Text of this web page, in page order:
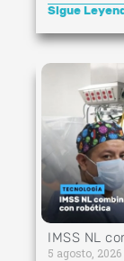
Sigue
IMSS NL
5 agosto, 2026